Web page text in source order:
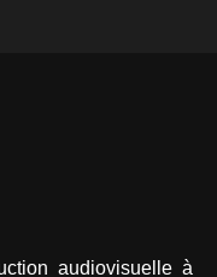
audiovisuelle à